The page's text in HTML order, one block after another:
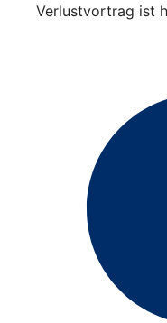
Verlustvortrag ist